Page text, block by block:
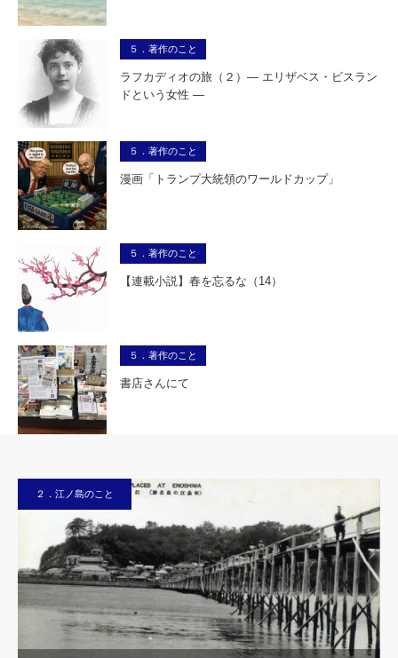
５．著作のこと
ラフカディオの旅（２）― エリザベス・ビスラン
ドという女性 ―
５．著作のこと
漫画「トランプ大統領のワールドカップ」
５．著作のこと
【連載小説】春を忘るな（14）
５．著作のこと
書店さんにて
２．江ノ島のこと